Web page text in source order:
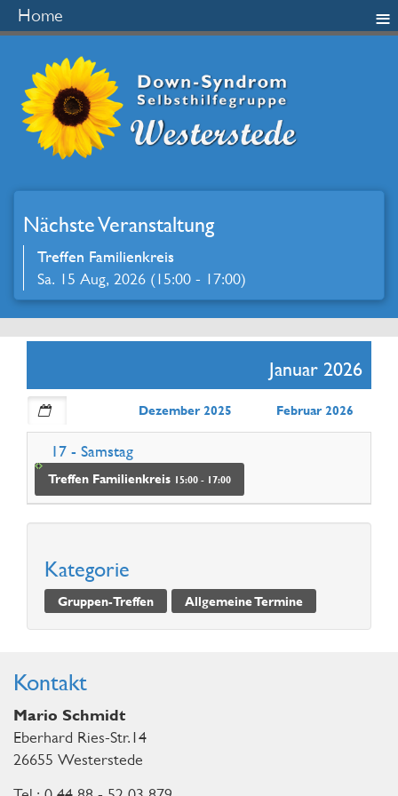
Nächste Veranstaltung
Treffen Familienkreis
Sa. 15 Aug, 2026 (15:00 - 17:00)
Januar 2026
Dezember 2025 Februar 2026
17 - Samstag
Treffen Familienkreis 15:00 - 17:00
Kategorie
Gruppen-Treffen Allgemeine Termine
Kontakt
Mario Schmidt
Eberhard Ries-Str.14
26655 Westerstede
Home ≡